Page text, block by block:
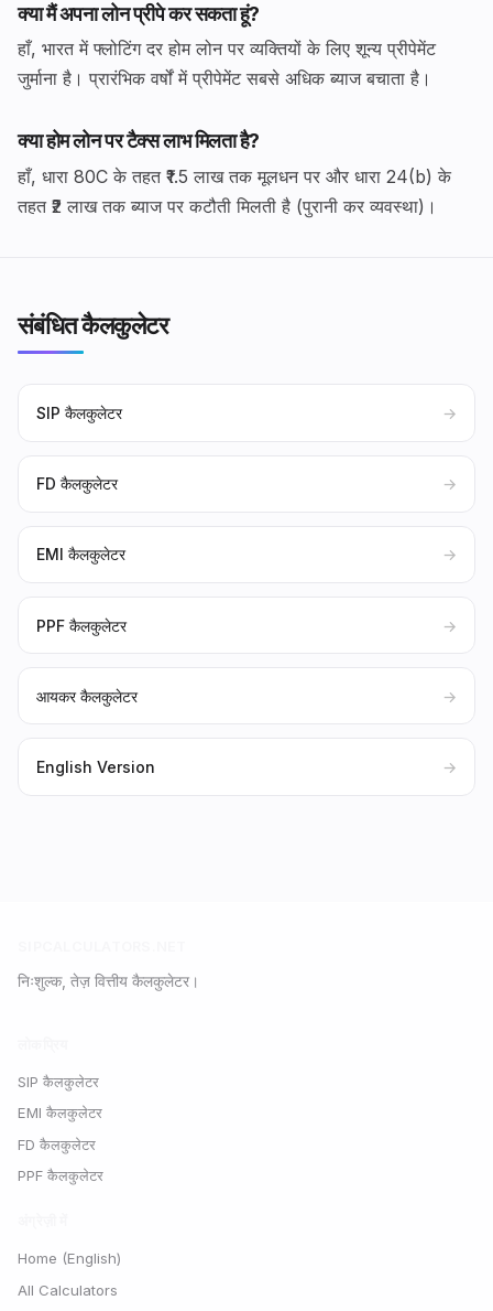
क्या मैं अपना लोन प्रीपे कर सकता हूं?
हाँ, भारत में फ्लोटिंग दर होम लोन पर व्यक्तियों के लिए शून्य प्रीपेमेंट
जुर्माना है। प्रारंभिक वर्षों में प्रीपेमेंट सबसे अधिक ब्याज बचाता है।
क्या होम लोन पर टैक्स लाभ मिलता है?
हाँ, धारा 80C के तहत ₹1.5 लाख तक मूलधन पर और धारा 24(b) के
तहत ₹2 लाख तक ब्याज पर कटौती मिलती है (पुरानी कर व्यवस्था)।
संबंधित कैलकुलेटर
SIP कैलकुलेटर →
FD कैलकुलेटर →
EMI कैलकुलेटर →
PPF कैलकुलेटर →
आयकर कैलकुलेटर →
English Version →
निःशुल्क, तेज़ वित्तीय कैलकुलेटर।
SIP कैलकुलेटर
EMI कैलकुलेटर
FD कैलकुलेटर
PPF कैलकुलेटर
Home (English)
All Calculators